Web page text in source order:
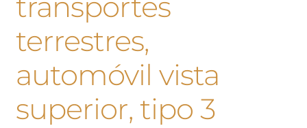
terrestres,
automóvil vista
superior, tipo 3